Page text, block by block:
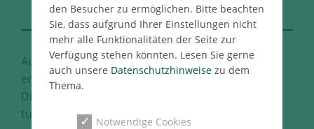
Auf Sie kommt es für uns an. Treten Sie ein und
entdecken Sie unser vielfältiges
Dienstleitungsangebot. Was können wir für Sie
tun?
den Besucher zu ermöglichen. Bitte beachten
Sie, dass aufgrund Ihrer Einstellungen nicht
mehr alle Funktionalitäten der Seite zur
Verfügung stehen könnten. Lesen Sie gerne
auch unsere Datenschutzhinweisezu dem
Thema.
Notwendige Cookies